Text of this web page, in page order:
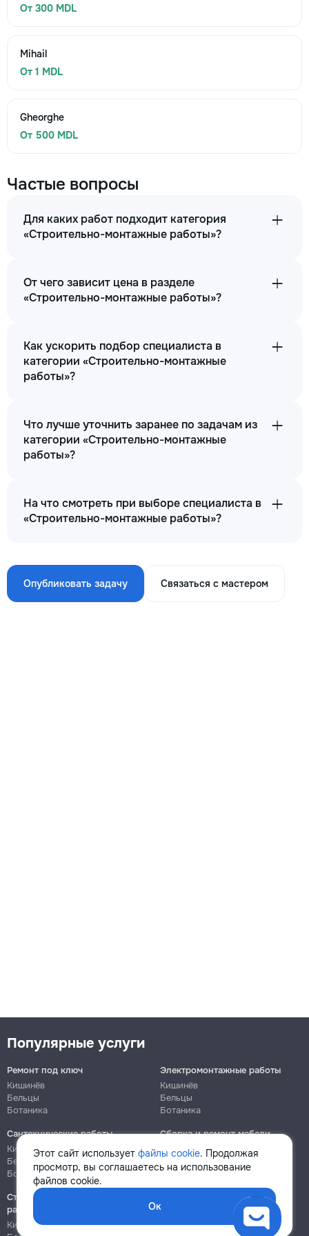
От 300 MDL
Mihail
От 1 MDL
Gheorghe
От 500 MDL
Частые вопросы
Для каких работ подходит категория
«Строительно-монтажные работы»?
От чего зависит цена в разделе
«Строительно-монтажные работы»?
Как ускорить подбор специалиста в
категории «Строительно-монтажные
работы»?
Что лучше уточнить заранее по задачам из
категории «Строительно-монтажные
работы»?
На что смотреть при выборе специалиста в
«Строительно-монтажные работы»?
Опубликовать задачу Связаться с мастером
Этот сайт использует файлы cookie. Продолжая
просмотр, вы соглашаетесь на использование
файлов cookie.
Ок
Популярные услуги
Ремонт под ключ
Кишинёв
Бельцы
Ботаника
Электромонтажные работы
Кишинёв
Бельцы
Ботаника
Сантехнические работы
Кишинёв
Бельцы
Ботаника
Сборка и ремонт мебели
Кишинёв
Ботаника
Строительно-монтажные
работы
Кишинёв